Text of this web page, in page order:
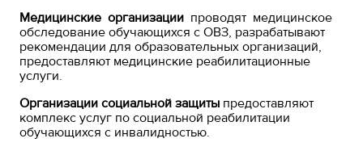
Медицинские организации проводят медицинское
обследование обучающихся с ОВЗ, разрабатывают
рекомендации для образовательных организаций,
предоставляют медицинские реабилитационные
услуги.
Организации социальной защиты предоставляют
комплекс услуг по социальной реабилитации
обучающихся с инвалидностью.